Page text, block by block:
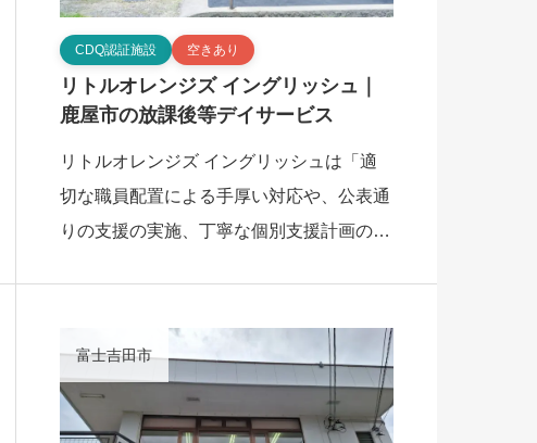
CDQ認証施設 空きあり
リトルオレンジズ イングリッシュ｜
鹿屋市の放課後等デイサービス
リトルオレンジズ イングリッシュは「適
切な職員配置による手厚い対応や、公表通
りの支援の実施、丁寧な個別支援計画の作
籍し、英語 […]
富士吉田市